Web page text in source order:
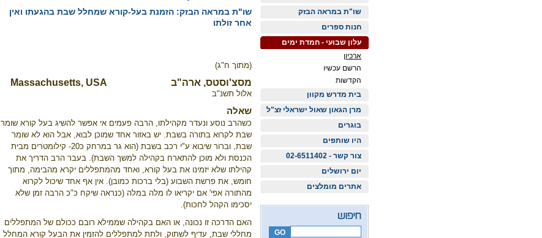
שו"ת במראה הבזק
חנות ספרים
עלון שבועי - חמדת ימים
ארכיון
הרשם עכשיו
הקדשות
בית מדרש מקוון
מרן הגאון שאול ישראלי זצ"ל
בוגרים
היו שותפים
צור קשר - 02-6511402
יום ירושלים
אתרים מומלצים
שו"ת במראה הבזק: הזמנת בעל-קורא שמחלל שבת בהגעתו ואין
אחר זולתו
(מתוך ח"ג)
מסצ'וסטס, ארה"ב
אלול תשנ"ב
שאלה
כשהרב נוסע ונעדר מקהילתו, הרבה פעמים אי אפשר להשיג בעל קורא שומר
שבת לקרוא בתורה בשבת. יש באזור אחד שמוכן לבוא, אבל הוא לא שומר
שבת, וברור שיבוא ע"י רכב בשבת (הוא גר במרחק כ20- קילומטרים מבית
הכנסת ולא מוכן להתארח בקהילה למשך השבת). בעבר הרב הדריך את
קהילתו שלא יזמינו את בעל קורא, ואחד מהמתפללים יקרא מהבימה, מתוך
חומש, את פרשת השבוע (בלי ברכות כמובן). אין אף אחד שיכול לקרוא
מהתורה אפי' אם יקריאו לו מלה במלה (כנראה שיקח כ"כ הרבה זמן שלא
יסכימו הקהל לחכות).
האם הדרכה זו נכונה, או האם בקהילה שממילא רובם ככולם של המתפללים
מחללי שבת, עדיף לשתוק, ולתת למתפללים להזמין את הבעל קורא המחלל